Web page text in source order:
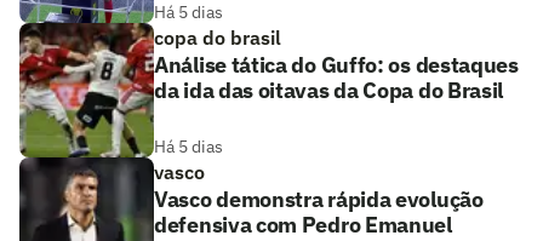
Há 5 dias
copa do brasil
Análise tática do Guffo: os destaques
da ida das oitavas da Copa do Brasil
Há 5 dias
vasco
Vasco demonstra rápida evolução
defensiva com Pedro Emanuel